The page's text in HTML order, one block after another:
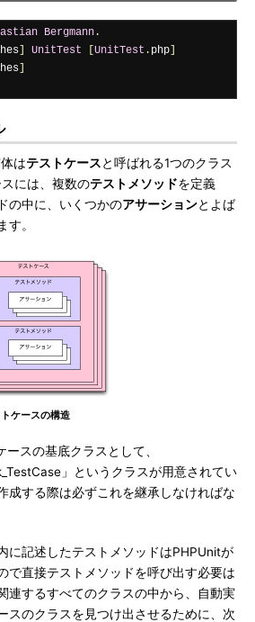
Bergmann .
UnitTest UnitTest . php
はテストケースと呼ばれる1つのクラス
には、複数のテストメソッドを定義
の中に、いくつかのアサーションとよば
す。
トケースの構造
スの基底クラスとして、
」というクラスが用意されてい
成する際は必ずこれを継承しなければな
に記述したテストメソッドはPHPUnitが
で直接テストメソッドを呼び出す必要は
連するすべてのクラスの中から、自動実
スのクラスを見つけ出させるために、次